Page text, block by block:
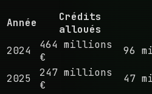
Année
Crédits
alloués
2024
464 millions
€
96
2025
247 millions
€
47